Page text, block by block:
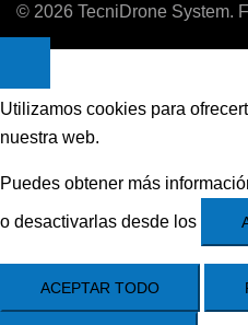
© 2026 TecniDrone System.
Utilizamos cookies para
nuestra web.
Puedes obtener más
o desactivarlas desde los
ACEPTAR TODO